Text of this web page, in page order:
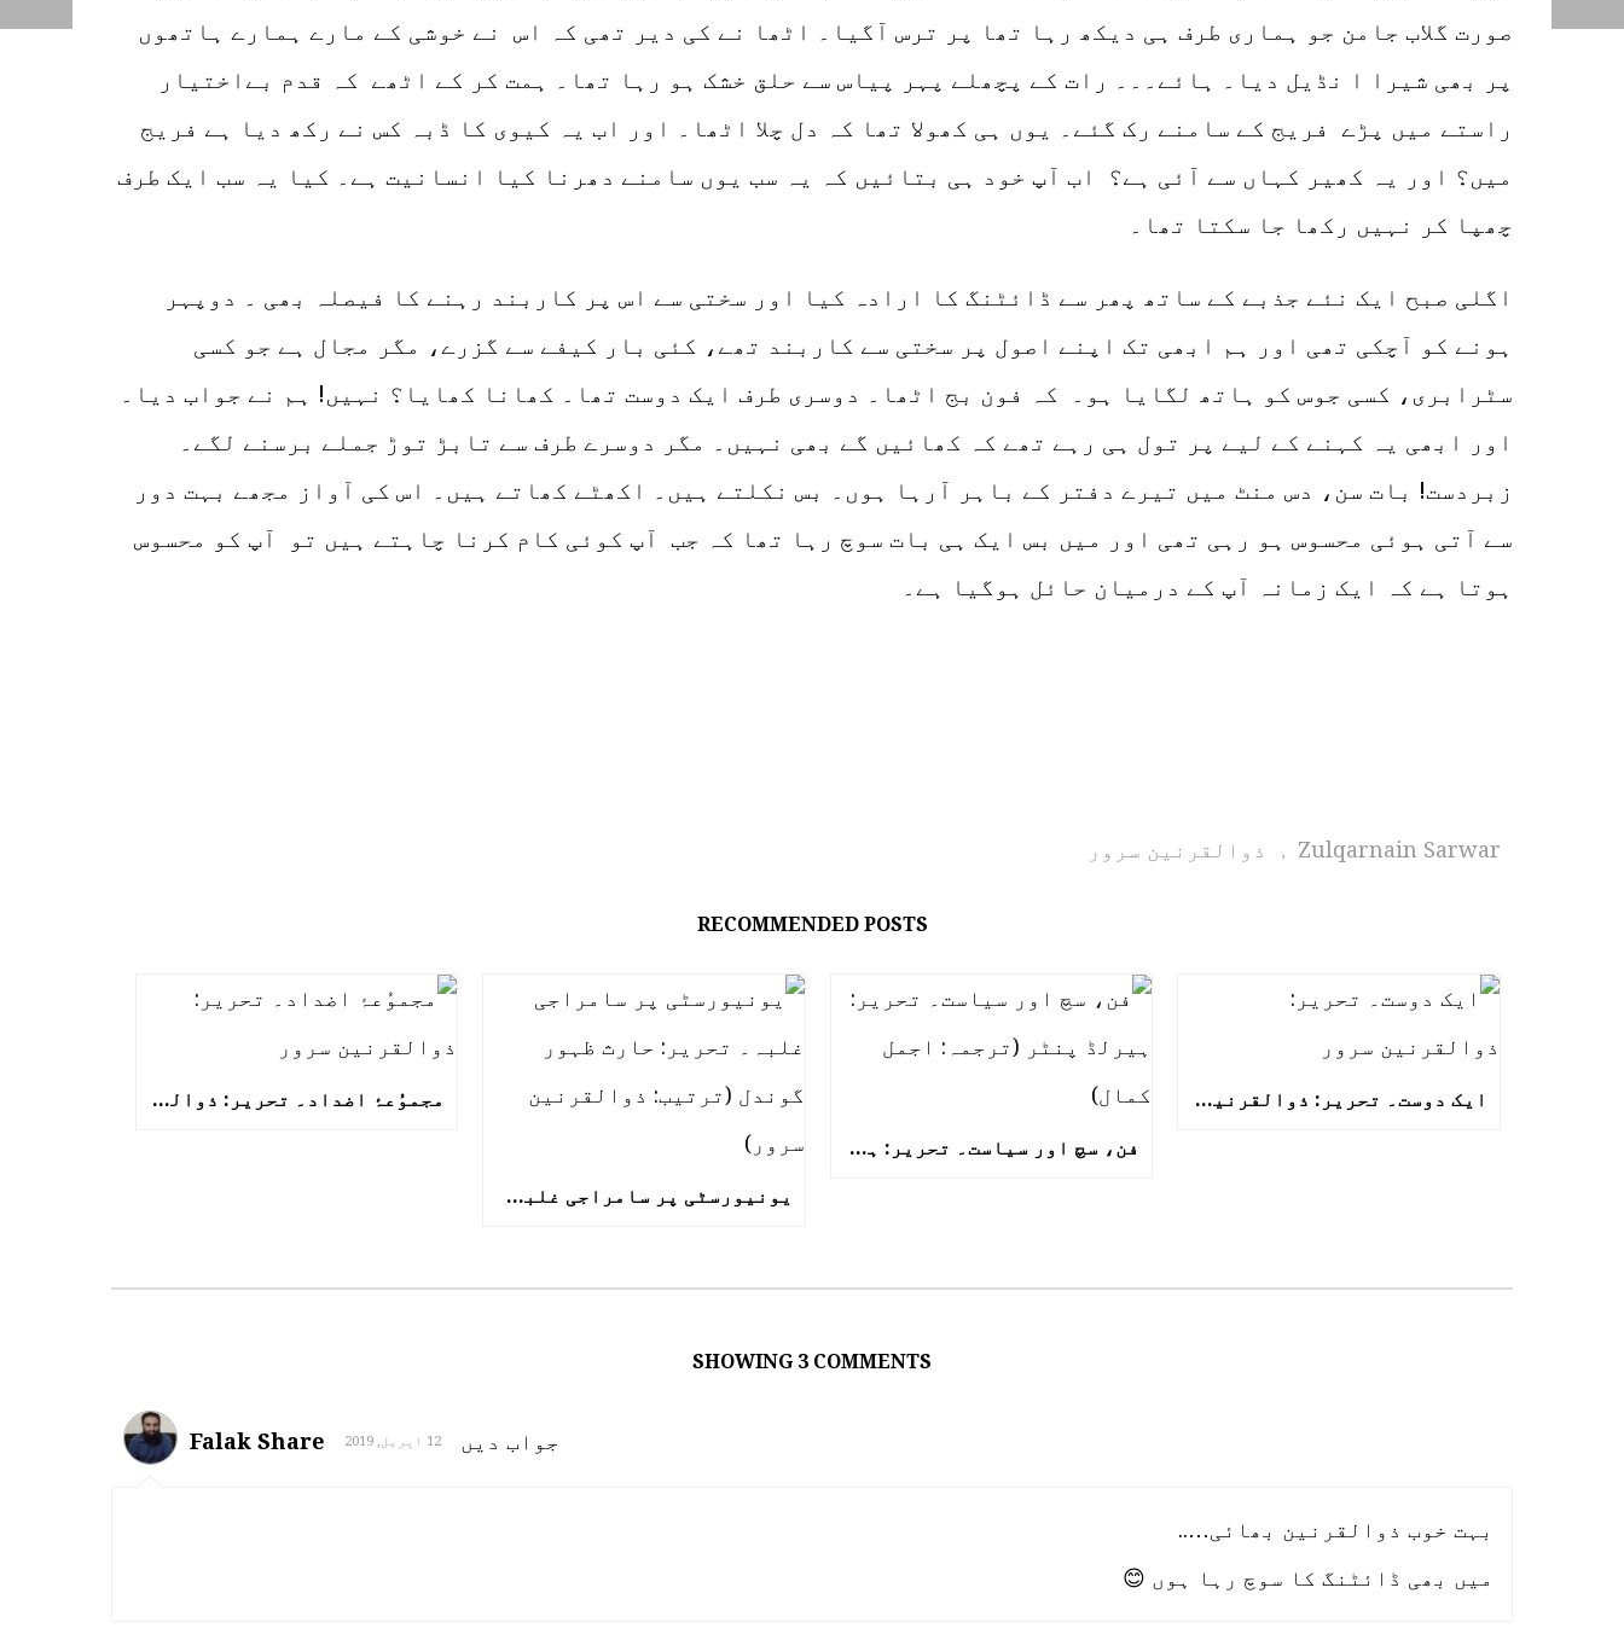
صورت گلاب جامن جو ہماری طرف ہی دیکھ رہا تھا پر ترس آگیا۔ اٹھا نے کی دیر تھی کہ اس نے خوشی کے مارے ہمارے ہاتھوں
پر بھی شیرا ا نڈیل دیا۔ ہائے۔۔۔ رات کے پچھلے پہر پیاس سے حلق خشک ہو رہا تھا۔ ہمت کر کے اٹھے کہ قدم بےاختیار
راستے میں پڑے فریج کے سامنے رک گئے۔ یوں ہی کھولا تھا کہ دل چلا اٹھا۔ اور اب یہ کیوی کا ڈبہ کس نے رکھ دیا ہے فریج
میں؟ اور یہ کھیر کہاں سے آئی ہے؟ اب آپ خود ہی بتائیں کہ یہ سب یوں سامنے دھرنا کیا انسانیت ہے۔ کیا یہ سب ایک طرف
چھپا کر نہیں رکھا جا سکتا تھا۔
اگلی صبح ایک نئے جذبے کے ساتھ پھر سے ڈائٹنگ کا ارادہ کیا اور سختی سے اس پر کاربند رہنے کا فیصلہ بھی ۔ دوپہر
ہونے کو آچکی تھی اور ہم ابھی تک اپنے اصول پر سختی سے کاربند تھے، کئی بار کیفے سے گزرے، مگر مجال ہے جو کسی
سٹرابری، کسی جوس کو ہاتھ لگایا ہو۔ کہ فون بج اٹھا۔ دوسری طرف ایک دوست تھا۔ کھانا کھایا؟ نہیں! ہم نے جواب دیا۔
اور ابھی یہ کہنے کے لیے پر تول ہی رہے تھے کہ کھائیں گے بھی نہیں۔ مگر دوسرے طرف سے تابڑ توڑ جملے برسنے لگے۔
زبردست! بات سن، دس منٹ میں تیرے دفتر کے باہر آرہا ہوں۔ بس نکلتے ہیں۔ اکھٹے کھاتے ہیں۔ اس کی آواز مجھے بہت دور
سے آتی ہوئی محسوس ہو رہی تھی اور میں بس ایک ہی بات سوچ رہا تھا کہ جب آپ کوئی کام کرنا چاہتے ہیں تو آپ کو محسوس
ہوتا ہے کہ ایک زمانہ آپ کے درمیان حائل ہوگیا ہے۔
Zulqarnain Sarwar
, ذوالقرنین سرور
RECOMMENDED POSTS
ایک دوست۔ تحریر: ذوالقرنین سرور
فن، سچ اور سیاست۔ تحریر: ہیرلڈ پنٹر (ترجمہ: اجمل کمال)
یونیورسٹی پر سامراجی غلبہ۔ تحریر: حارث ظہور گوندل (ترتیب: ذوالقرنین سرور)
مجموُعۂ اضداد۔ تحریر: ذوالقرنین سرور
SHOWING 3 COMMENTS
Falak Share 12 اپریل, 2019 جواب دیں
بہت خوب ذوالقرنین بھائی…..
میں بھی ڈائٹنگ کا سوچ رہا ہوں 😊